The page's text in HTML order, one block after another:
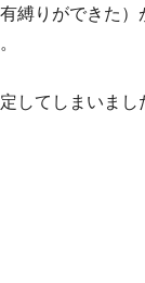
縛りができた）
してしまいま